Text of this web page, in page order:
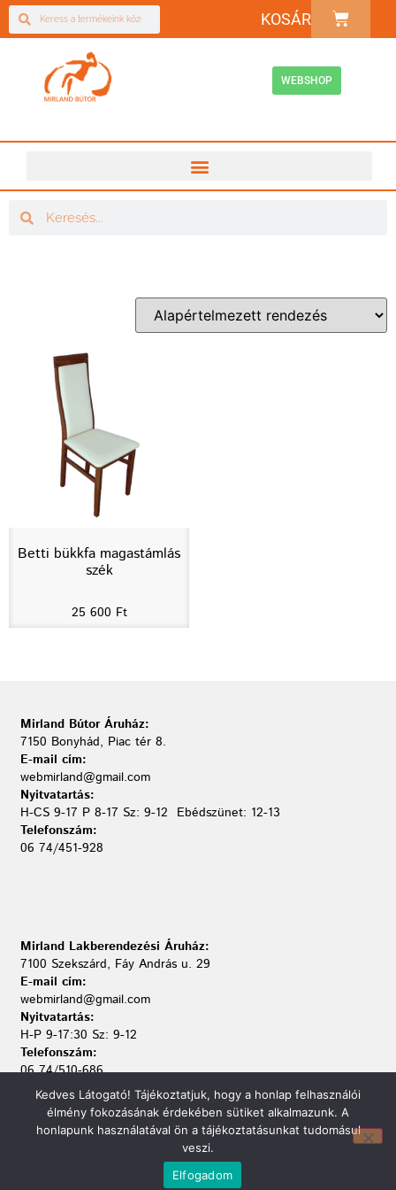
KOSÁR
WEBSHOP
Betti bükkfa magastámlás
szék
25 600 Ft
Mirland Lakberendezési Áruház:
7100 Szekszárd, Fáy András u. 29
E-mail cím:
webmirland@gmail.com
Nyitvatartás:
H-P 9-17:30 Sz: 9-12
Telefonszám:
06 74/510-686
Mirland Bútor Áruház:
7150 Bonyhád, Piac tér 8.
E-mail cím:
webmirland@gmail.com
Nyitvatartás:
H-CS 9-17 P 8-17 Sz: 9-12 Ebédszünet: 12-13
Telefonszám:
06 74/451-928
Kedves Látogató! Tájékoztatjuk, hogy a honlap felhasználói
élmény fokozásának érdekében sütiket alkalmazunk. A
honlapunk használatával ön a tájékoztatásunkat tudomásul
veszi.
Elfogadom